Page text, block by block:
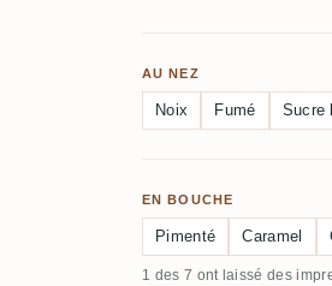
AU NEZ
Noix Fumé Sucre
EN BOUCHE
Pimenté Caramel
1 des 7 ont laissé des